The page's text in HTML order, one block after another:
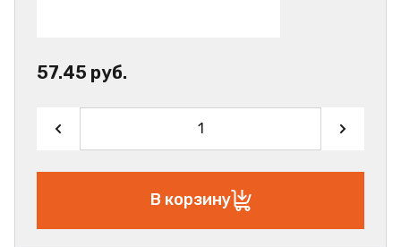
57.45 руб.
В корзину